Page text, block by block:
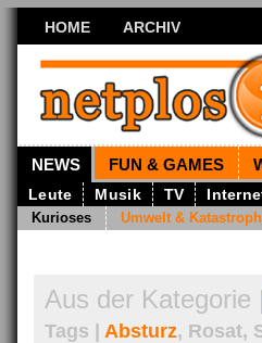
HOME ARCHIV
NEWS FUN & GAMES
Leute Musik TV
Kurioses Umwelt &
Aus der Kategorie |
Tags | Absturz, Rosat,